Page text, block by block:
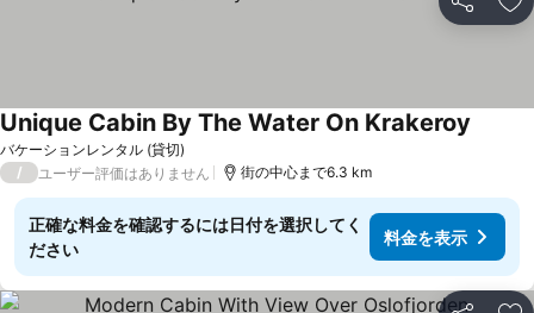
シェア お
バケーションレンタル (貸切)
Unique Cabin By The Water On Krakeroy
/ ユーザー評価はありません 街の中心まで6.3 km
正確な料金を確認するには日付を選択してく
ださい
料金を表示